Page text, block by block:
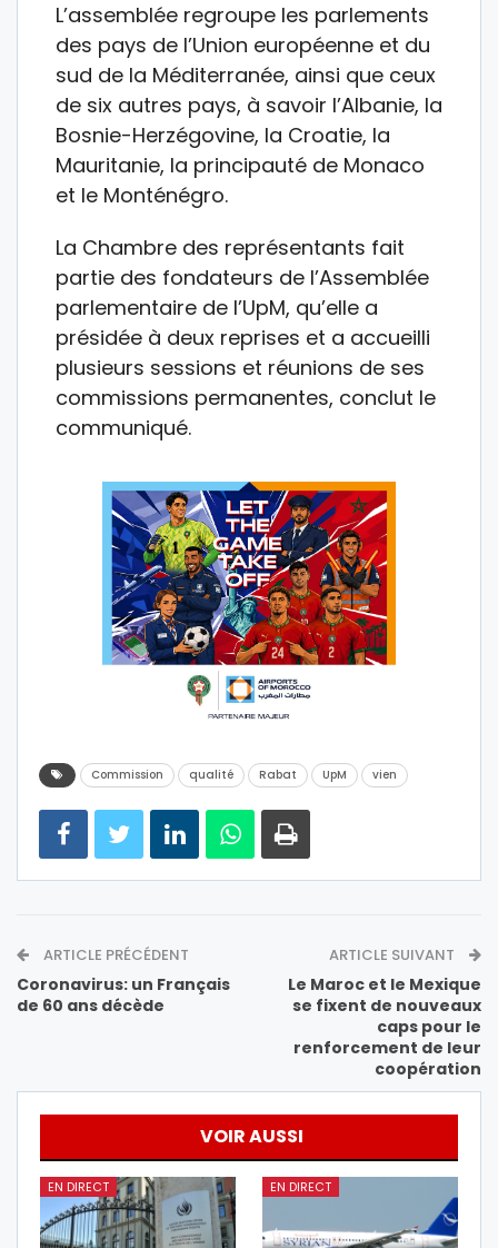
L’assemblée regroupe les parlements
des pays de l’Union européenne et du
sud de la Méditerranée, ainsi que ceux
de six autres pays, à savoir l’Albanie, la
Bosnie-Herzégovine, la Croatie, la
Mauritanie, la principauté de Monaco
et le Monténégro.
La Chambre des représentants fait
partie des fondateurs de l’Assemblée
parlementaire de l’UpM, qu’elle a
présidée à deux reprises et a accueilli
plusieurs sessions et réunions de ses
commissions permanentes, conclut le
communiqué.
Commission qualité Rabat UpM vien
ARTICLE PRÉCÉDENT
Coronavirus: un Français
de 60 ans décède
ARTICLE SUIVANT
Le Maroc et le Mexique
se fixent de nouveaux
caps pour le
renforcement de leur
coopération
VOIR AUSSI
EN DIRECT EN DIRECT